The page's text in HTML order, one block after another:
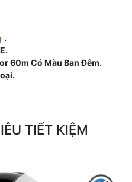
.
60m Có Màu Ban Ðêm.
TIẾT KIỆM